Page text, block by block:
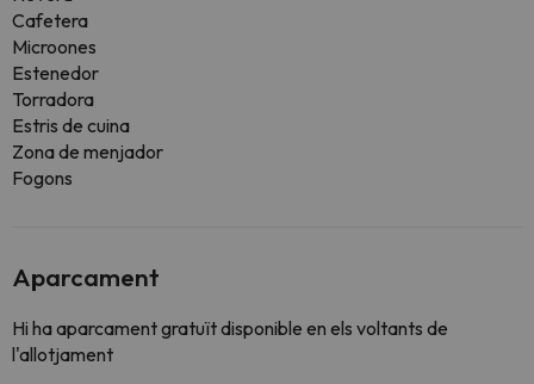
Cafetera
Microones
Estenedor
Torradora
Estris de cuina
Zona de menjador
Fogons
Aparcament
Hi ha aparcament gratuït disponible en els voltants de
l'allotjament